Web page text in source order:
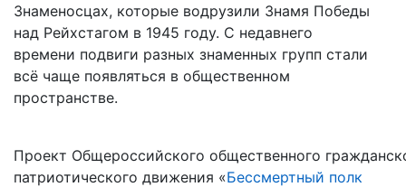
Знаменосцах, которые водрузили Знамя Победы
над Рейхстагом в 1945 году. С недавнего
времени подвиги разных знаменных групп стали
всё чаще появляться в общественном
пространстве.
Проект Общероссийского общественного
патриотического движения «Бессмертный полк